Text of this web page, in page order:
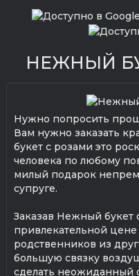
НЕЖНЫЙ
Нужно попросить
Вам нужно заказать
букет с розами это
человека по любому
милый подарок
супруге.
Заказав Нежный
привлекательной цене
родственников из
большую связку
сделать неожиданный